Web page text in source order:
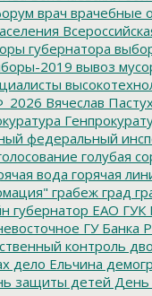
врач врачебные
губернатора
2019 вывоз
Вячеслав
федеральный
голубая
вода горячая
грабеж град
губернатор ЕАО ГУК
ГУ Банка
контроль
дело Ельчина
защиты детей День